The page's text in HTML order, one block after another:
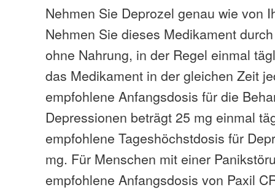
Nehmen Sie Deprozel genau wie von
Nehmen Sie dieses Medikament
ohne Nahrung, in der Regel einmal
das Medikament in der gleichen Zeit
empfohlene Anfangsdosis für die
Depressionen beträgt 25 mg einmal
empfohlene Tageshöchstdosis für
mg. Für Menschen mit einer
empfohlene Anfangsdosis von Paxil